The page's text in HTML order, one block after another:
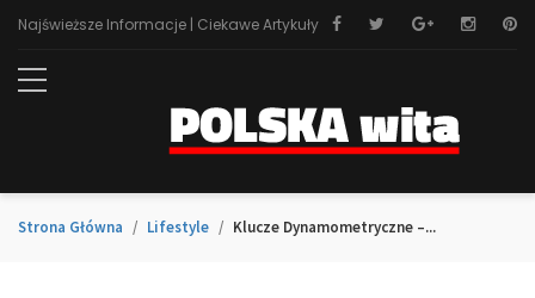
Najświeższe Informacje | Ciekawe Artykuły
Strona Główna Lifestyle Klucze Dynamometryczne –...